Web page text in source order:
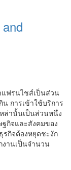
แฟรนไชส์เป็นส่วน
การเข้าใช้บริการ
ล่านั้นเป็นส่วนหนึ่ง
กิจและสังคมของ
กิจต้องหยุดชะงัก
งานเป็นจำนวน